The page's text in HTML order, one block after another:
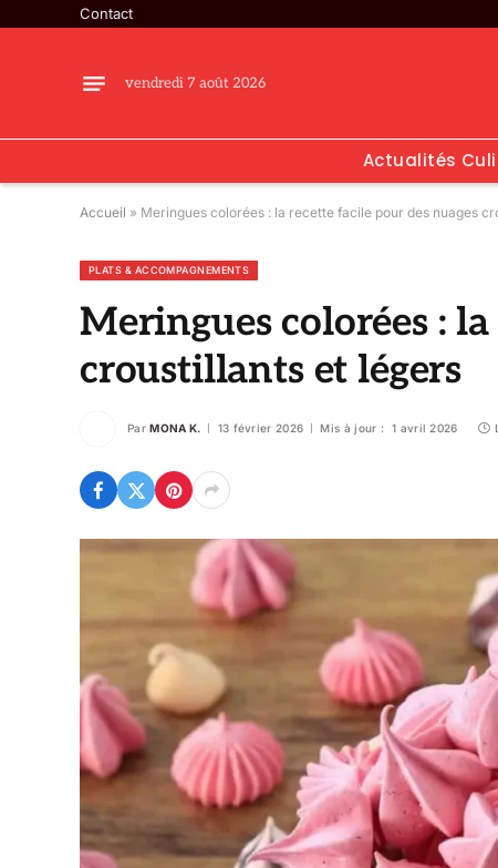
Contact
vendredi 7 août 2026
Actualités
Accueil » Meringues colorées : la recette facile pour des nuages
PLATS & ACCOMPAGNEMENTS
Meringues colorées :
croustillants et légers
Par MONA K. 13 février 2026 Mis à jour : 1 avril 2026